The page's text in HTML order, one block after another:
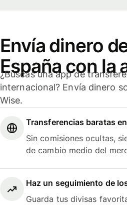
Envía dinero
España con la
¿Buscas una app de
internacional? Envía dinero
Wise.
Transferencias baratas
Sin comisiones ocultas,
de cambio medio del
Haz un seguimiento de
Guarda tus divisas